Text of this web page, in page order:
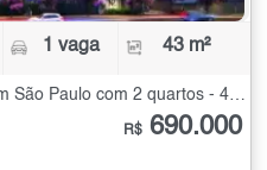
1 vaga 43 m²
Apartamento à Venda no Jardim São Paulo com 2 quartos - 43 m²
R$ 690.000